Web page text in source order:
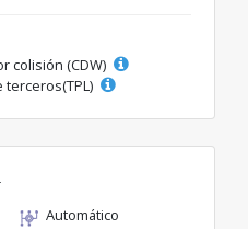
colisión (CDW)
Automático